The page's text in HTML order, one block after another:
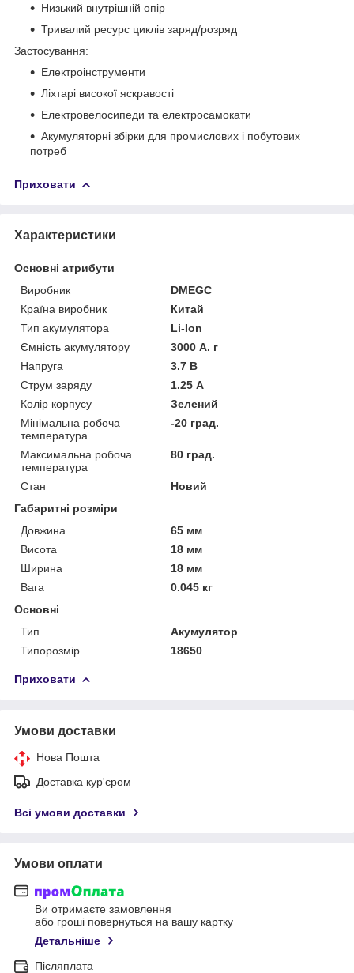
Низький внутрішній опір
Тривалий ресурс циклів заряд/розряд
Застосування:
Електроінструменти
Ліхтарі високої яскравості
Електровелосипеди та електросамокати
Акумуляторні збірки для промислових і побутових
потреб
Приховати
Характеристики
Основні атрибути
Виробник
DMEGC
Країна виробник
Китай
Тип акумулятора
Li-Ion
Ємність акумулятору
3000 А. г
Напруга
3.7 В
Струм заряду
1.25 А
Колір корпусу
Зелений
Мінімальна робоча
температура
-20 град.
Максимальна робоча
температура
80 град.
Стан
Новий
Габаритні розміри
Довжина
65 мм
Висота
18 мм
Ширина
18 мм
Вага
0.045 кг
Основні
Тип
Акумулятор
Типорозмір
18650
Приховати
Умови доставки
Нова Пошта
Доставка кур'єром
Всі умови доставки
Умови оплати
Ви отримаєте замовлення
або гроші повернуться на вашу картку
Детальніше
Післяплата